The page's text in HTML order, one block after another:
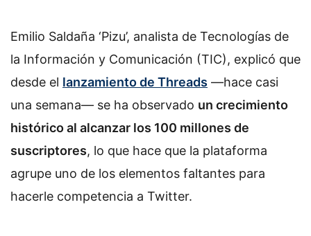
Emilio Saldaña ‘Pizu’, analista de Tecnologías de
la Información y Comunicación (TIC), explicó que
desde el lanzamiento de Threads —hace casi
una semana— se ha observado un crecimiento
histórico al alcanzar los 100 millones de
suscriptores, lo que hace que la plataforma
agrupe uno de los elementos faltantes para
hacerle competencia a Twitter.